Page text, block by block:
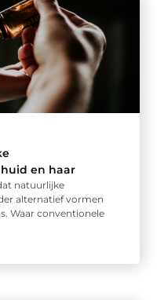
en haar
natuurlijke
alternatief vormen
Waar conventionele